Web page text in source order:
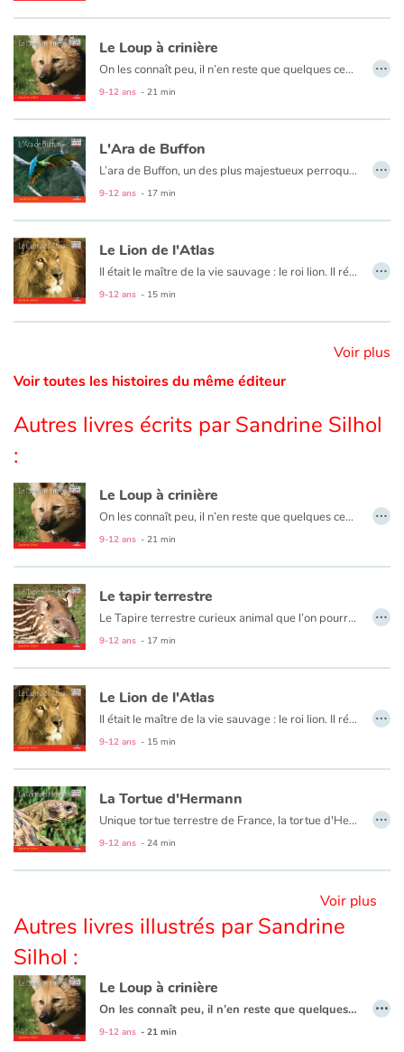
À l'école
Fêtes et évènements
Amour et amitié
Sujets de société
Émotions et sentiments
Formats et illustrations
Catalogue anglais
Aide
Accueil
Famille
Écoles
Médiathèques
Vidéos & Tutoriaux
Blog
Actualités
Par thématique
Rencontres et témoignages
Contes d'ici et d'ailleurs
Autour de la lecture
Apprendre à lire
Livre audio
Le Loup à crinière
On les connaît peu, il n’en reste que quelques centaines, quelques milliers sur la planète. Menacés de disparition, ces animaux méconnus sont en danger !
9-12 ans - 21 min
…
L'Ara de Buffon
L’ara de Buffon, un des plus majestueux perroquets au monde, a presque disparu. Mieux le connaître pour sauver son espèce.
9-12 ans - 17 min
…
Le Lion de l'Atlas
Il était le maître de la vie sauvage : le roi lion. Il régnait sur les montagnes d’Afrique du Nord, bordant la Méditerranée. Aujourd’hui, par la folie des hommes, s’il a disparu de son habitat d’origine, le lion de l’Atlas ne s’est pourtant pas totalement éteint…
9-12 ans - 15 min
…
Voir plus
Voir toutes les histoires du même éditeur
Autres livres écrits par Sandrine Silhol
:
Le Loup à crinière
On les connaît peu, il n’en reste que quelques centaines, quelques milliers sur la planète. Menacés de disparition, ces animaux méconnus sont en danger !
9-12 ans - 21 min
…
Le tapir terrestre
Le Tapire terrestre curieux animal que l’on pourrait comparer à un hippopotame muni d’une trompe, habite l’ Amérique du Sud. Découvre l’histoire de Tupi, le petit tapir, qui voit le jour dans la forêt atlantique. À sa naissance il ressemble à un marcassin à la fourrure rayée comme un pyjama. Il joue dans l’eau, mange des plantes aquatiques… Mais le guépard rôde et d’autres dangers le guettent ! On doit protéger le tapir en sauvegardant son environnement, une forêt luxuriante que l’homme détruit plus vite qu’elle ne pousse.
9-12 ans - 17 min
…
Le Lion de l'Atlas
Il était le maître de la vie sauvage : le roi lion. Il régnait sur les montagnes d’Afrique du Nord, bordant la Méditerranée. Aujourd’hui, par la folie des hommes, s’il a disparu de son habitat d’origine, le lion de l’Atlas ne s’est pourtant pas totalement éteint…
9-12 ans - 15 min
…
La Tortue d'Hermann
Unique tortue terrestre de France, la tortue d'Hermann vit dans le maquis méditerranéen. Cette tortue autrefois largement répandue sur le littoral sud, de la France à la Turquie, ne subsiste maintenant que sous la forme de quelques populations isolées, faisant d'elle l'un des reptiles les plus menacés dans le monde.
9-12 ans - 24 min
…
Voir plus
Autres livres illustrés par Sandrine
Silhol :
Le Loup à crinière
On les connaît peu, il n’en reste que quelques centaines, quelques milliers sur la planète. Menacés de disparition, ces animaux méconnus sont en danger !
9-12 ans - 21 min
…